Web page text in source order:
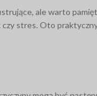
ale warto
stres. Oto